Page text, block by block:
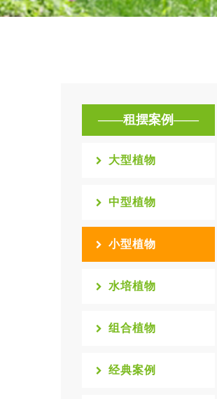
——租摆案例——
大型植物
中型植物
小型植物
水培植物
组合植物
经典案例